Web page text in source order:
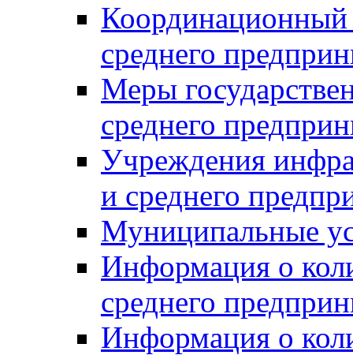
Координационный
среднего
Меры
среднего
Учреждения
и среднего
Муниципальные
Информация о
среднего
Информация о